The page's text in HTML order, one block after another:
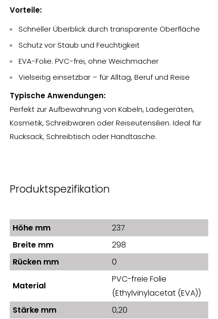
Vorteile:
Schneller Überblick durch transparente Oberfläche
Schutz vor Staub und Feuchtigkeit
EVA-Folie: PVC-frei, ohne Weichmacher
Vielseitig einsetzbar – für Alltag, Beruf und Reise
Typische Anwendungen:
Perfekt zur Aufbewahrung von Kabeln, Ladegeräten,
Kosmetik, Schreibwaren oder Reiseutensilien. Ideal für
Rucksack, Schreibtisch oder Handtasche.
Produktspezifikation
Höhe mm
237
Breite mm
298
Rücken mm
0
Material
PVC-freie Folie
(Ethylvinylacetat (EVA))
Stärke mm
0,20